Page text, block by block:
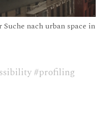
nach urban space in
#profiling